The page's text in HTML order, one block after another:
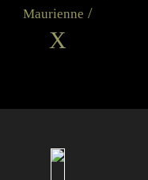
Maurienne /
X